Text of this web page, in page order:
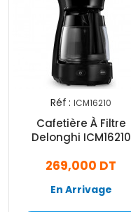
Réf : ICM16210
Cafetière À Filtre
Delonghi ICM16210
269,000 DT
En Arrivage